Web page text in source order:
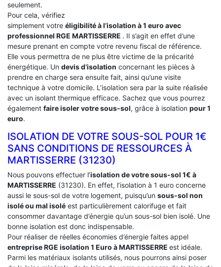
seulement.
Pour cela, vérifiez
simplement votre éligibilité à l’isolation à 1 euro avec
professionnel RGE MARTISSERRE . Il s’agit en effet d’une
mesure prenant en compte votre revenu fiscal de référence.
Elle vous permettra de ne plus être victime de la précarité
énergétique. Un devis d’isolation concernant les pièces à
prendre en charge sera ensuite fait, ainsi qu’une visite
technique à votre domicile. L’isolation sera par la suite réalisée
avec un isolant thermique efficace. Sachez que vous pourrez
également faire isoler votre sous-sol, grâce à isolation pour 1
euro.
ISOLATION DE VOTRE SOUS-SOL POUR 1€
SANS CONDITIONS DE RESSOURCES À
‎MARTISSERRE (31230)
Nous pouvons effectuer l’isolation de votre sous-sol 1€ à
MARTISSERRE (31230). En effet, l’isolation à 1 euro concerne
aussi le sous-sol de votre logement, puisqu’un sous-sol non
isolé ou mal isolé est particulièrement calorifuge et fait
consommer davantage d’énergie qu’un sous-sol bien isolé. Une
bonne isolation est donc indispensable.
Pour réaliser de réelles économies d’énergie faites appel
entreprise RGE isolation 1 Euro à MARTISSERRE est idéale.
Parmi les matériaux isolants utilisés, nous pourrons ainsi poser